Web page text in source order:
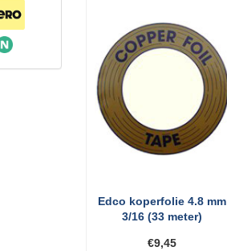
Edco koperfolie 4.8 mm
3/16 (33 meter)
€9,45